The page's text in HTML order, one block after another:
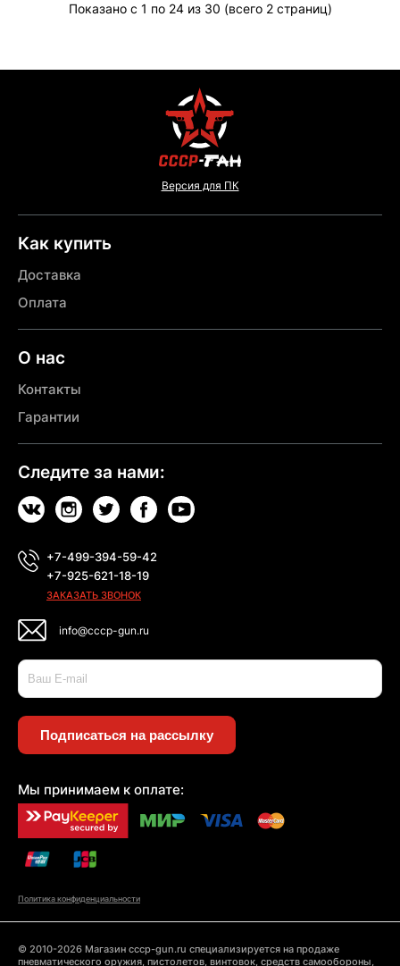
Показано с 1 по 24 из 30 (всего 2 страниц)
Версия для ПК
Как купить
Доставка
Оплата
О нас
Контакты
Гарантии
Следите за нами:
+7-499-394-59-42
+7-925-621-18-19
ЗАКАЗАТЬ ЗВОНОК
info@cccp-gun.ru
Подписаться на рассылку
Мы принимаем к оплате:
Политика конфиденциальности
© 2010-2026 Магазин cccp-gun.ru специализируется на продаже
пневматического оружия, пистолетов, винтовок, средств самообороны,